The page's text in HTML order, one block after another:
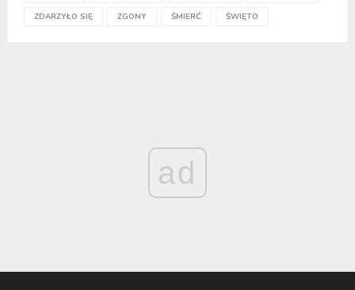
ZDARZYŁO SIĘ ZGONY ŚMIERĆ ŚWIĘTO
ad